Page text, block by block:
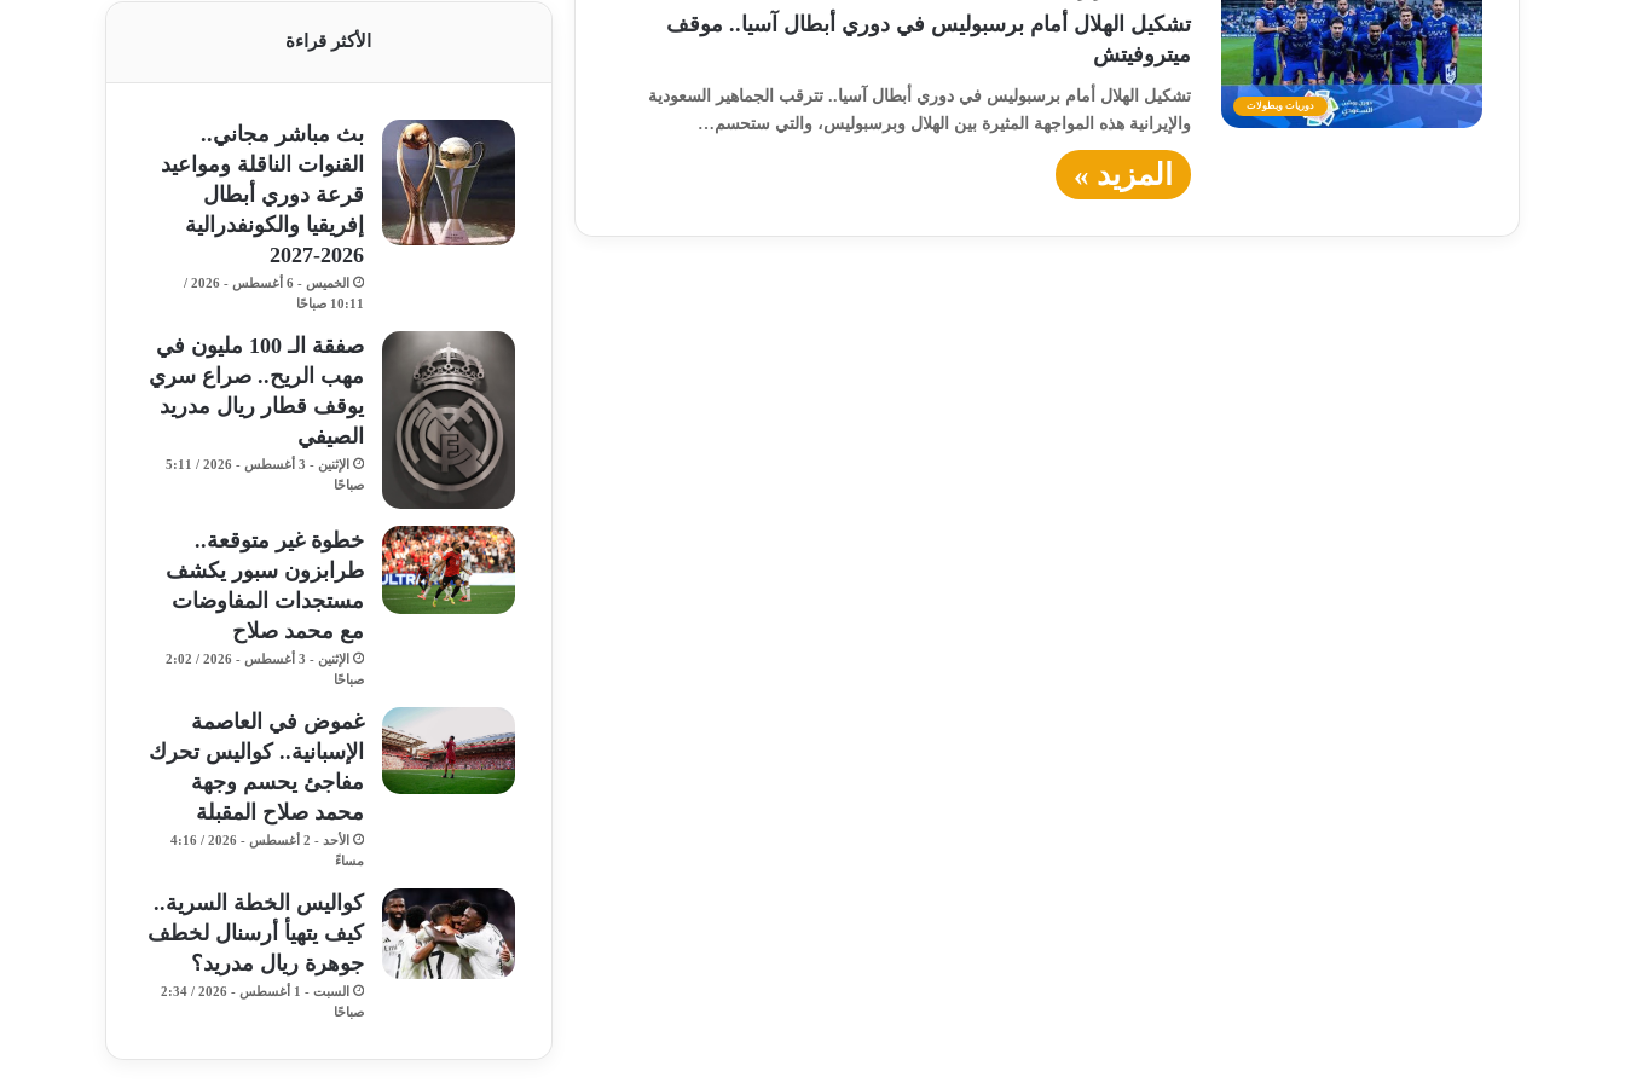
دوريات وبطولات
تشكيل الهلال أمام برسبوليس في دوري أبطال آسيا.. موقف
ميتروفيتش
تشكيل الهلال أمام برسبوليس في دوري أبطال آسيا.. تترقب الجماهير السعودية
والإيرانية هذه المواجهة المثيرة بين الهلال وبرسبوليس، والتي ستحسم…
المزيد »
الأكثر قراءة
بث مباشر مجاني..
القنوات الناقلة ومواعيد
قرعة دوري أبطال
إفريقيا والكونفدرالية
2026-2027
الخميس - 6 أغسطس - 2026 /
10:11 صباحًا
صفقة الـ 100 مليون في
مهب الريح.. صراع سري
يوقف قطار ريال مدريد
الصيفي
الإثنين - 3 أغسطس - 2026 / 5:11
صباحًا
خطوة غير متوقعة..
طرابزون سبور يكشف
مستجدات المفاوضات
مع محمد صلاح
الإثنين - 3 أغسطس - 2026 / 2:02
صباحًا
غموض في العاصمة
الإسبانية.. كواليس تحرك
مفاجئ يحسم وجهة
محمد صلاح المقبلة
الأحد - 2 أغسطس - 2026 / 4:16
مساءً
كواليس الخطة السرية..
كيف يتهيأ أرسنال لخطف
جوهرة ريال مدريد؟
السبت - 1 أغسطس - 2026 / 2:34
صباحًا